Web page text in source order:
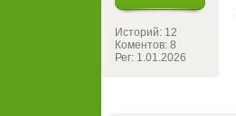
Историй: 12
Коментов: 8
Рег: 1.01.2026